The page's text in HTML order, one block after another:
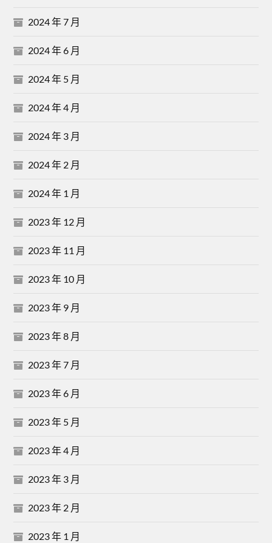
2024 年 7 月
2024 年 6 月
2024 年 5 月
2024 年 4 月
2024 年 3 月
2024 年 2 月
2024 年 1 月
2023 年 12 月
2023 年 11 月
2023 年 10 月
2023 年 9 月
2023 年 8 月
2023 年 7 月
2023 年 6 月
2023 年 5 月
2023 年 4 月
2023 年 3 月
2023 年 2 月
2023 年 1 月